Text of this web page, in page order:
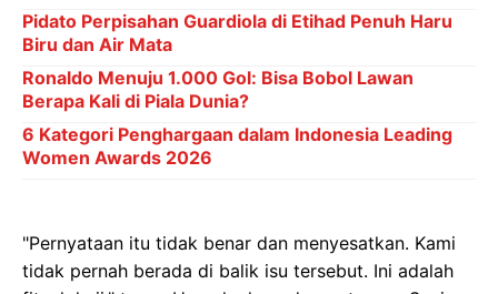
Pidato Perpisahan Guardiola di Etihad Penuh Haru
Biru dan Air Mata
Ronaldo Menuju 1.000 Gol: Bisa Bobol Lawan
Berapa Kali di Piala Dunia?
6 Kategori Penghargaan dalam Indonesia Leading
Women Awards 2026
"Pernyataan itu tidak benar dan menyesatkan. Kami
tidak pernah berada di balik isu tersebut. Ini adalah